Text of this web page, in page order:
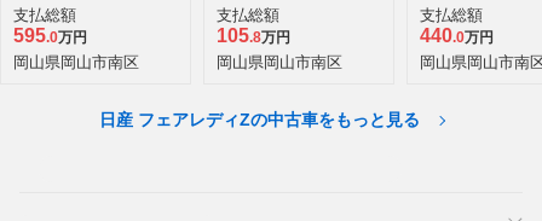
支払総額
595.0万円
岡山県岡山市南区
支払総額
105.8万円
岡山県岡山市南区
支払総額
440.0万円
岡山県岡山市南
日産 フェアレディZの中古車をもっと見る